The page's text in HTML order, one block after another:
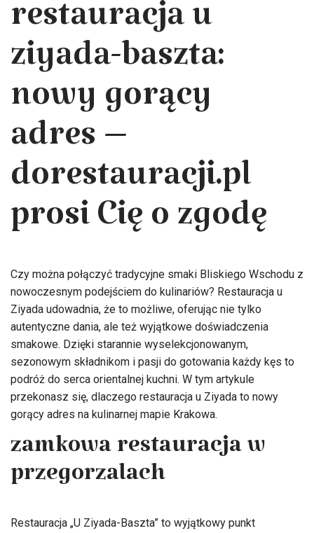
restauracja u
ziyada-baszta:
nowy gorący
adres –
dorestauracji.pl
prosi Cię o zgodę
Czy można połączyć tradycyjne smaki Bliskiego Wschodu z
nowoczesnym podejściem do kulinariów? Restauracja u
Ziyada udowadnia, że to możliwe, oferując nie tylko
autentyczne dania, ale też wyjątkowe doświadczenia
smakowe. Dzięki starannie wyselekcjonowanym,
sezonowym składnikom i pasji do gotowania każdy kęs to
podróż do serca orientalnej kuchni. W tym artykule
przekonasz się, dlaczego restauracja u Ziyada to nowy
gorący adres na kulinarnej mapie Krakowa.
zamkowa restauracja w
przegorzalach
Restauracja „U Ziyada-Baszta” to wyjątkowy punkt